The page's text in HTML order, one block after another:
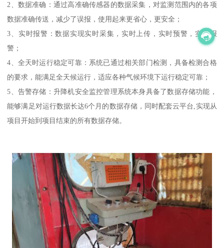
2、数据准确：通过高准确传感器的数据采集，对监测范围内的各项
数据准确传送，减少了误报，使用起来更省心，更安全；
3、实时报警：数据实现实时采集，实时上传，实时预警，实时报
警；
4、全天时运行稳定可靠：系统已通过相关部门检测，具备检测合格
的要求，能满足全天候运行，适应各种气候环境下运行稳定可靠；
5、告警存储：升降机安全监控管理系统本身具备了数据存储功能，
能够满足对运行数据长达6个月的数据存储，同时配套云平台,实现从
项目开始到项目结束的所有数据存储。